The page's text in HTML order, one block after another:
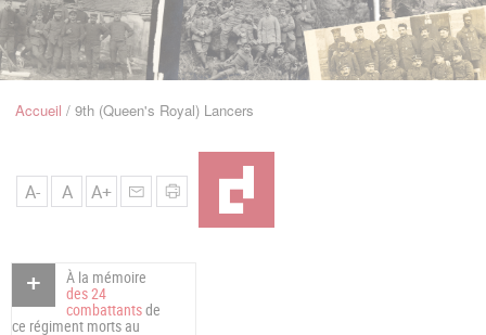
Navigation
FilAccueil 9th (Queen's Royal) Lancers
A- A A+
À la mémoire
des 24
combattantsde
ce régiment morts au